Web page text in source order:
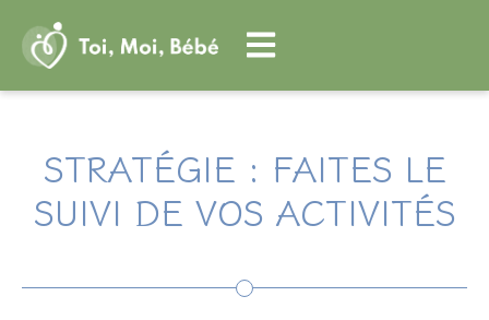
STRATÉGIE : FAITES LE
SUIVI DE VOS ACTIVITÉS